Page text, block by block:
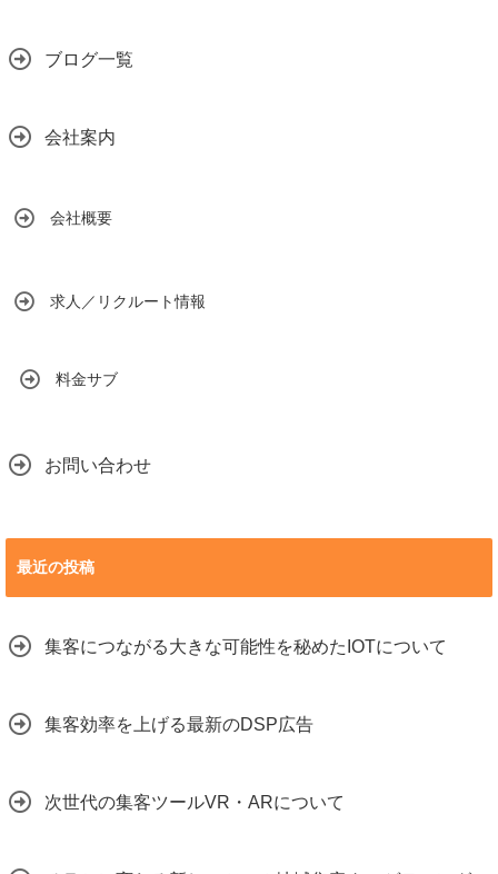
ブログ一覧
会社案内
会社概要
求人／リクルート情報
料金サブ
お問い合わせ
最近の投稿
集客につながる大きな可能性を秘めたIOTについて
集客効率を上げる最新のDSP広告
次世代の集客ツールVR・ARについて